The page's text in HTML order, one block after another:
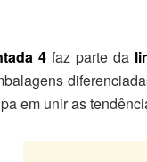
4 faz parte da
em unir as